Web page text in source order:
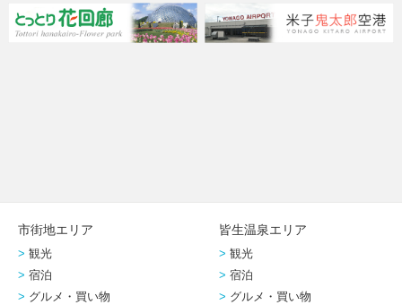
市街地エリア
観光
宿泊
グルメ・買い物
皆生温泉エリア
観光
宿泊
グルメ・買い物